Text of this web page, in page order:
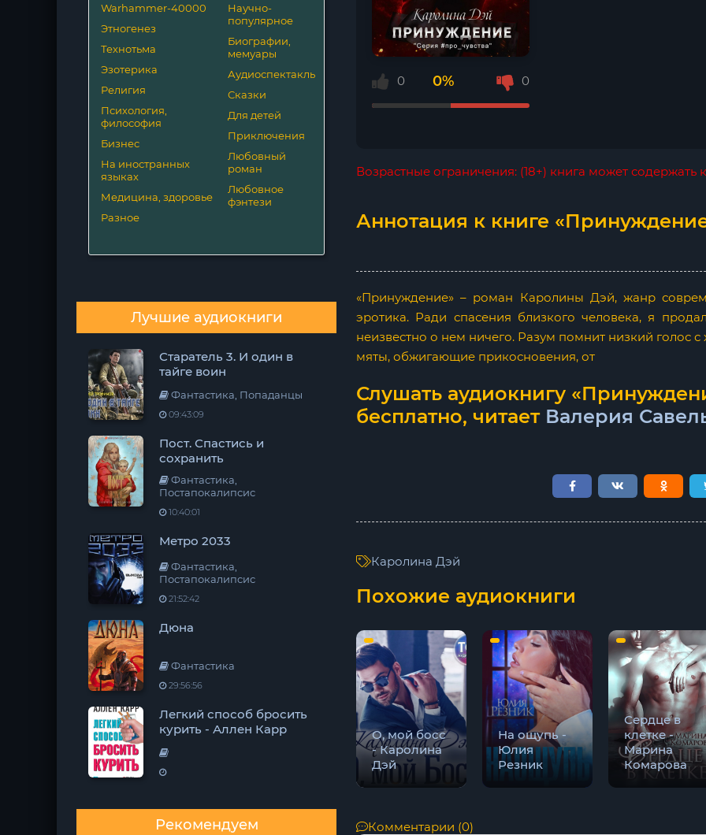
Warhammer-40000
Этногенез
Технотьма
Эзотерика
Религия
Психология,
философия
Бизнес
На иностранных
языках
Медицина, здоровье
Разное
Научно-
популярное
Биографии,
мемуары
Аудиоспектакль
Сказки
Для детей
Приключения
Любовный
роман
Любовное
фэнтези
Лучшие аудиокниги
Старатель 3. И один в
тайге воин
Фантастика, Попаданцы
09:43:09
Пост. Спастись и
сохранить
Фантастика,
Постапокалипсис
10:40:01
Метро 2033
Фантастика,
Постапокалипсис
21:52:42
Дюна
Фантастика
29:56:56
Легкий способ бросить
курить - Аллен Карр
Рекомендуем
0 0% 0
Возрастные ограничения: (18+) книга может содержать
Аннотация к книге
«Принуждение» – роман Каролины Дэй, жанр
эротика. Ради спасения близкого человека, я
неизвестно о нем ничего. Разум помнит низкий
мяты, обжигающие прикосновения, от
Слушать аудиокнигу
бесплатно, читает Валерия
Каролина Дэй
Похожие аудиокниги
О, мой босс
- Каролина
Дэй
На ощупь -
Юлия
Резник
Сердце в
клетке -
Марина
Комарова
Комментарии (0)